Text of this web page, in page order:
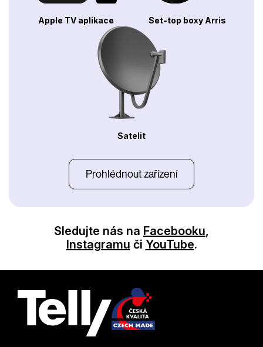
Apple TV aplikace Set-top boxy Arris
Satelit
Prohlédnout zařízení
Sledujte nás na Facebooku,
Instagramu či YouTube.